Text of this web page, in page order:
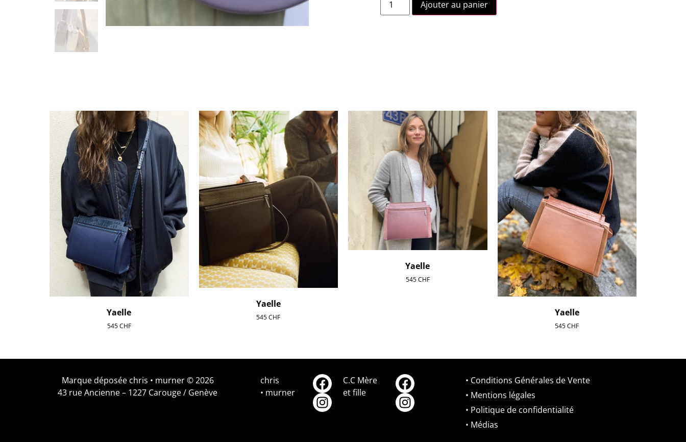
Ajouter au panier
Yaelle
545CHF
Yaelle
545CHF
Yaelle
545CHF
Yaelle
545CHF
Marque déposée chris • murner © 2026
43 rue Ancienne – 1227 Carouge / Genève
chris
• murner
C.C Mère
et fille
• Conditions Générales de Vente
• Mentions légales
• Politique de confidentialité
• Médias